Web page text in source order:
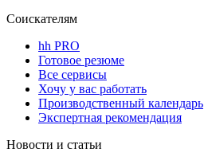
Соискателям
hh PRO
Готовое резюме
Все сервисы
Хочу у вас работать
Производственный календарь
Экспертная рекомендация
Новости и статьи